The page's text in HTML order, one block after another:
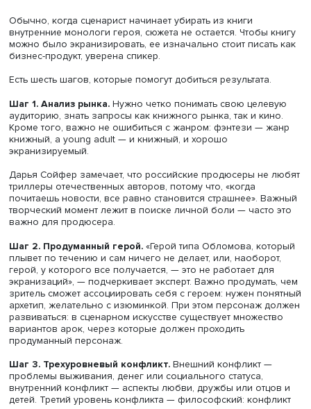
Дарья Сойфер, фото: eksmo.ru
Обычно, когда сценарист начинает убирать из книги
внутренние монологи героя, сюжета не остается. Чтобы
можно было экранизировать, ее изначально стоит
бизнес-продукт, уверена спикер.
Есть шесть шагов, которые помогут добиться
Шаг 1. Анализ рынка.Нужно четко понимать свою
аудиторию, знать запросы как книжного рынка, так и
Кроме того, важно не ошибиться с жанром: фэнтези —
книжный, а young adult — и книжный, и хорошо
экранизируемый.
Дарья Сойфер замечает, что российские продюсеры
триллеры отечественных авторов, потому что, «когда
почитаешь новости, все равно становится страшнее».
творческий момент лежит в поиске личной боли —
важно для продюсера.